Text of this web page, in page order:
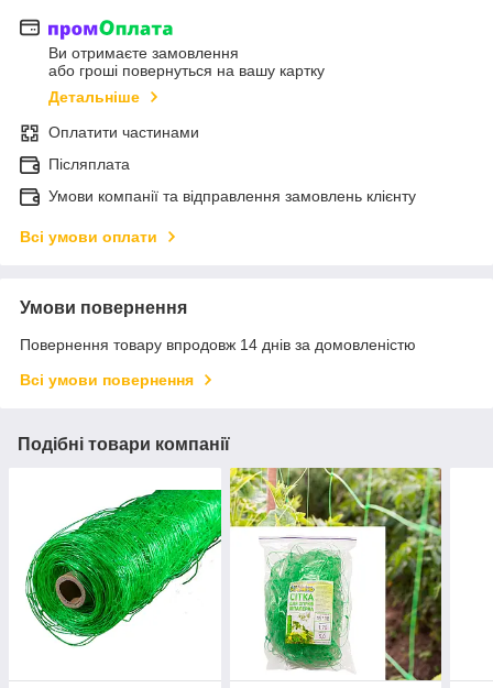
Ви отримаєте замовлення
або гроші повернуться на вашу картку
Детальніше
Оплатити частинами
Післяплата
Умови компанії та відправлення замовлень клієнту
Всі умови оплати
Умови повернення
Повернення товару впродовж 14 днів за домовленістю
Всі умови повернення
Подібні товари компанії